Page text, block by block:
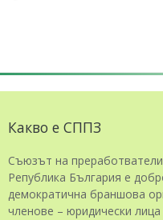
Какво е СППЗ
Съюзът на
Република България е
демократична браншова
членове – юридически